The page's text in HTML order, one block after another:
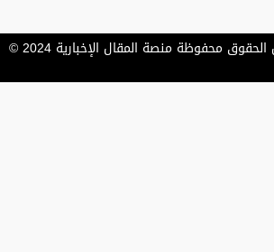
محفوظة منصة المقال الإخبارية 2024 ©